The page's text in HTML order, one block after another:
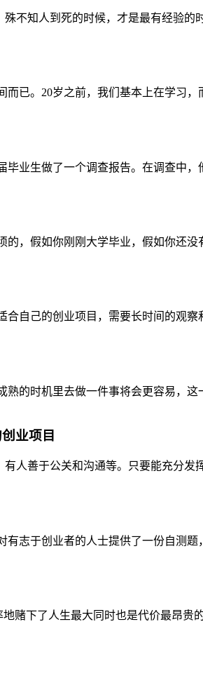
不知人到死的时候，才是最有经验
已。20岁之前，我们基本上在学习
业生做了一个调查报告。在调查中
，假如你刚刚大学毕业，假如你还
自己的创业项目，需要长时间的观
的时机里去做一件事将会更容易，
业项目
人善于公关和沟通等。只要能充分
志于创业者的人士提供了一份自测
赌下了人生最大同时也是代价最昂贵